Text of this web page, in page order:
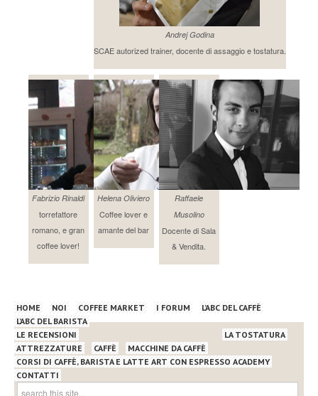
Andrej Godina
SCAE autorized trainer, docente di assaggio e tostatura.
Fabrizio Rinaldi
torrefattore
romano, e gran
coffee lover!
Helena Oliviero
Coffee lover e
amante del bar
Raffaele
Musolino
Docente di Sala
& Vendita.
HOME NOI COFFEE MARKET I FORUM
L’ABC DEL CAFFÈ
L’ABC DEL BARISTA
LE RECENSIONI
ATTREZZATURE
CAFFÈ MACCHINE DA CAFFÈ
LA TOSTATURA
CORSI DI CAFFÈ, BARISTA E LATTE ART CON ESPRESSO ACADEMY
CONTATTI